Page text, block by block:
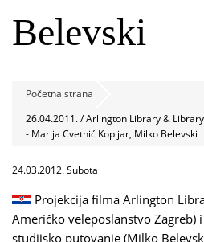
Belevski
Početna strana
26.04.2011. / Arlington Library &
- Marija Cvetnić Kopljar, Milko Belevski
24.03.2012. Subota
Projekcija filma Arlington
Američko veleposlanstvo Zagreb)
studijsko putovanje (Milko